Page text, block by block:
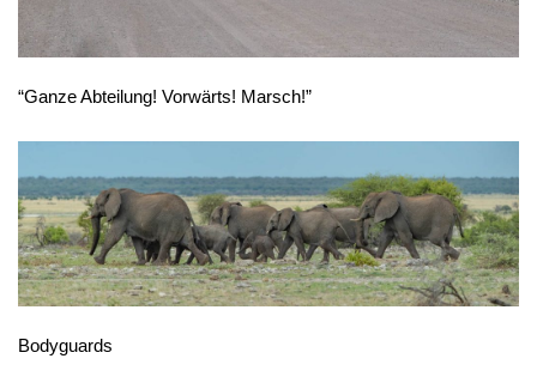
“Ganze Abteilung! Vorwärts! Marsch!”
Bodyguards